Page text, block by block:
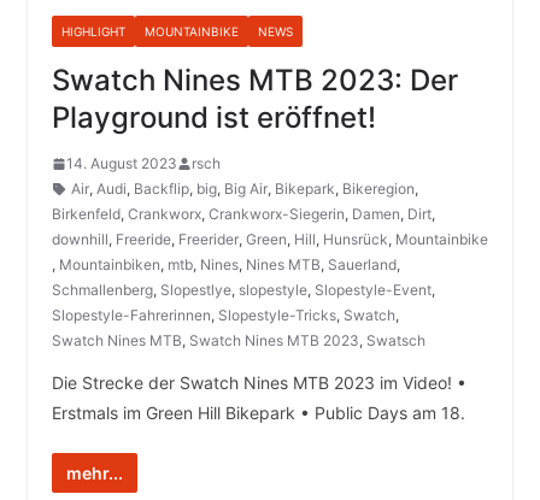
HIGHLIGHT MOUNTAINBIKE NEWS
Swatch Nines MTB 2023: Der
Playground ist eröffnet!
14. August 2023
rsch
Air, Audi, Backflip, big, Big Air, Bikepark, Bikeregion,
Birkenfeld, Crankworx, Crankworx-Siegerin, Damen, Dirt,
downhill, Freeride, Freerider, Green, Hill, Hunsrück, Mountainbike
, Mountainbiken, mtb, Nines, Nines MTB, Sauerland,
Schmallenberg, Slopestlye, slopestyle, Slopestyle-Event,
Slopestyle-Fahrerinnen, Slopestyle-Tricks, Swatch,
Swatch Nines MTB, Swatch Nines MTB 2023, Swatsch
Die Strecke der Swatch Nines MTB 2023 im Video! •
Erstmals im Green Hill Bikepark • Public Days am 18.
mehr...